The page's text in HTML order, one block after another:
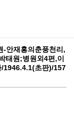
-안재홍의춘풍천리,
태원;병원외4편,이
1946.4.1(초판)/157